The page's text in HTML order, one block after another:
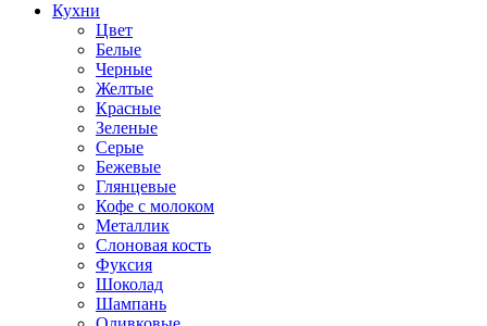
Кухни
Цвет
Белые
Черные
Желтые
Красные
Зеленые
Серые
Бежевые
Глянцевые
Кофе с молоком
Металлик
Слоновая кость
Фуксия
Шоколад
Шампань